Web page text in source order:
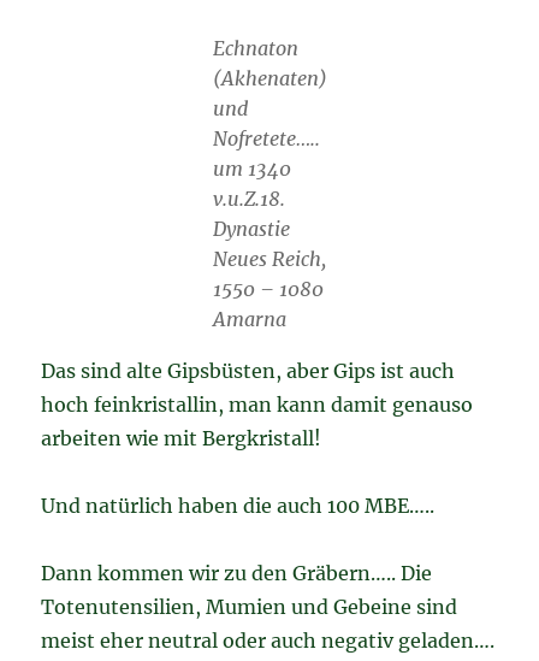
Echnaton
(Akhenaten)
und
Nofretete…..
um 1340
v.u.Z.18.
Dynastie
Neues Reich,
1550 – 1080
Amarna
Das sind alte Gipsbüsten, aber Gips ist auch
hoch feinkristallin, man kann damit genauso
arbeiten wie mit Bergkristall!
Und natürlich haben die auch 100 MBE…..
Dann kommen wir zu den Gräbern….. Die
Totenutensilien, Mumien und Gebeine sind
meist eher neutral oder auch negativ geladen….